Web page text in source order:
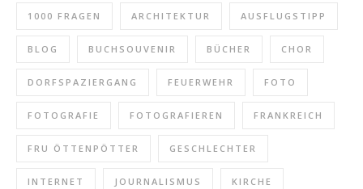
1000 FRAGEN ARCHITEKTUR AUSFLUGSTIPP
BLOG BUCHSOUVENIR BÜCHER CHOR
DORFSPAZIERGANG FEUERWEHR FOTO
FOTOGRAFIE FOTOGRAFIEREN FRANKREICH
FRU ÖTTENPÖTTER GESCHLECHTER
INTERNET JOURNALISMUS KIRCHE